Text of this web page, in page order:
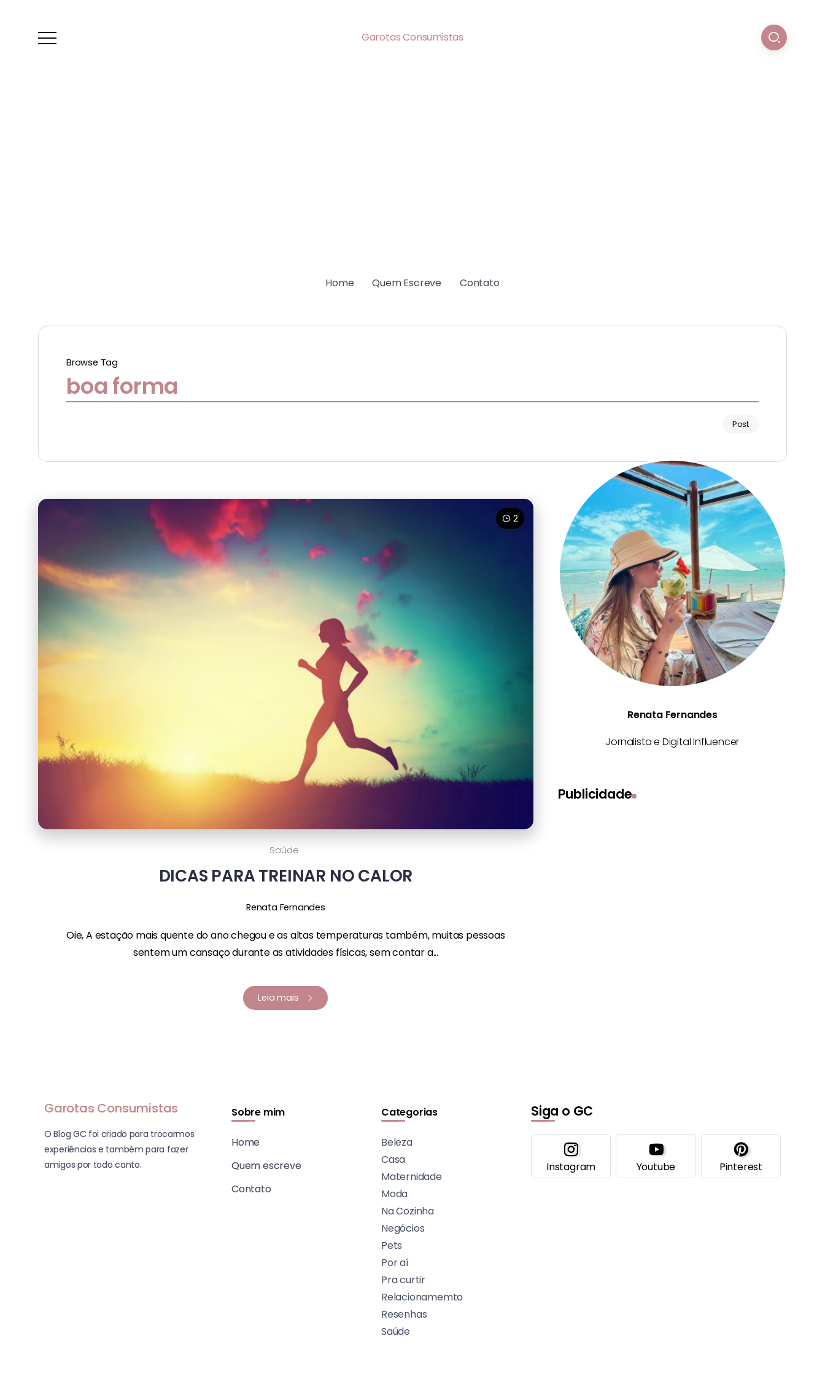
Garotas Consumistas
Home Quem Escreve Contato
Browse Tag
boa forma
Post
2
Saúde
DICAS PARA TREINAR NO CALOR
Renata Fernandes
Oie, A estação mais quente do ano chegou e as altas temperaturas também, muitas pessoas
sentem um cansaço durante as atividades físicas, sem contar a...
Leia mais
Renata Fernandes
Renata Fernandes
Jornalista e Digital Influencer
Publicidade
Garotas Consumistas
O Blog GC foi criado para trocarmos
experiências e também para fazer
amigos por todo canto.
Sobre mim
Home
Quem escreve
Contato
Categorias
Beleza
Casa
Maternidade
Moda
Na Cozinha
Negócios
Pets
Por aí
Pra curtir
Relacionamemto
Resenhas
Saúde
Siga o GC
Instagram Youtube Pinterest